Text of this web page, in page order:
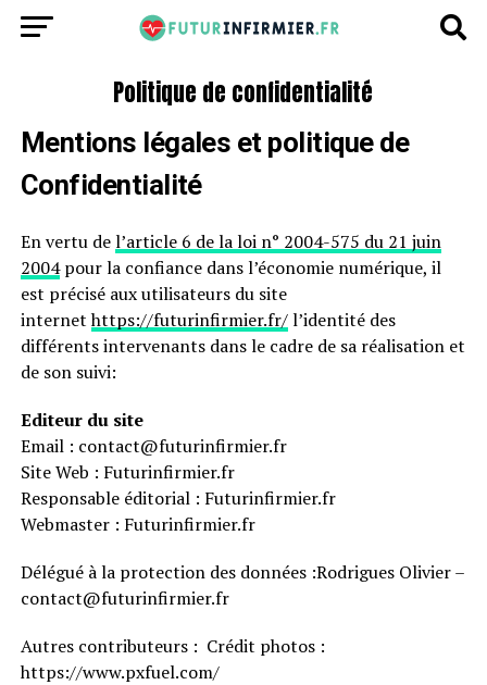
Politique de confidentialité
Mentions légales et politique de
Confidentialité
En vertu del’article 6 de la loi n° 2004-575 du 21 juin
2004pour la confiance dans l’économie numérique, il
est précisé aux utilisateurs du site
internethttps://futurinfirmier.fr/l’identité des
différents intervenants dans le cadre de sa réalisation et
de son suivi:
Editeur du site
Email : contact@futurinfirmier.fr
Site Web : Futurinfirmier.fr
Responsable éditorial : Futurinfirmier.fr
Webmaster : Futurinfirmier.fr
Délégué à la protection des données :Rodrigues Olivier –
contact@futurinfirmier.fr
Autres contributeurs : Crédit photos :
https://www.pxfuel.com/